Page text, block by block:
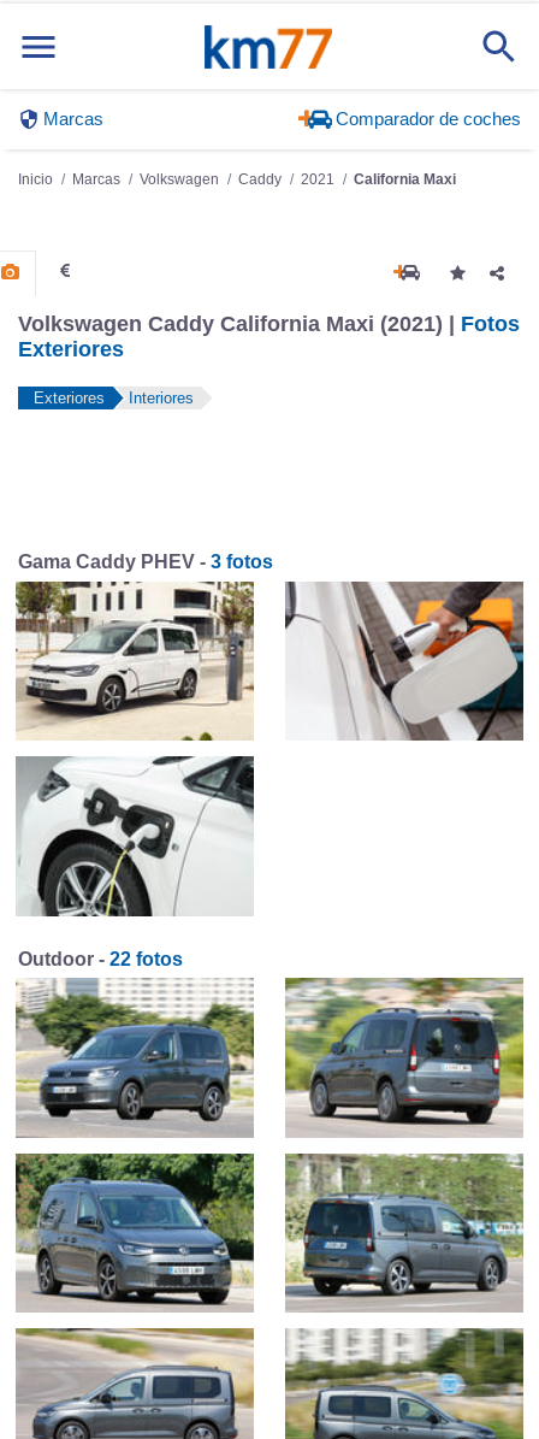
Marcas Comparador de coches
Inicio Marcas Volkswagen Caddy 2021 California Maxi
Volkswagen Caddy California Maxi (2021) | Fotos
Exteriores
Exteriores Interiores
Gama Caddy PHEV - 3 fotos
Outdoor - 22 fotos